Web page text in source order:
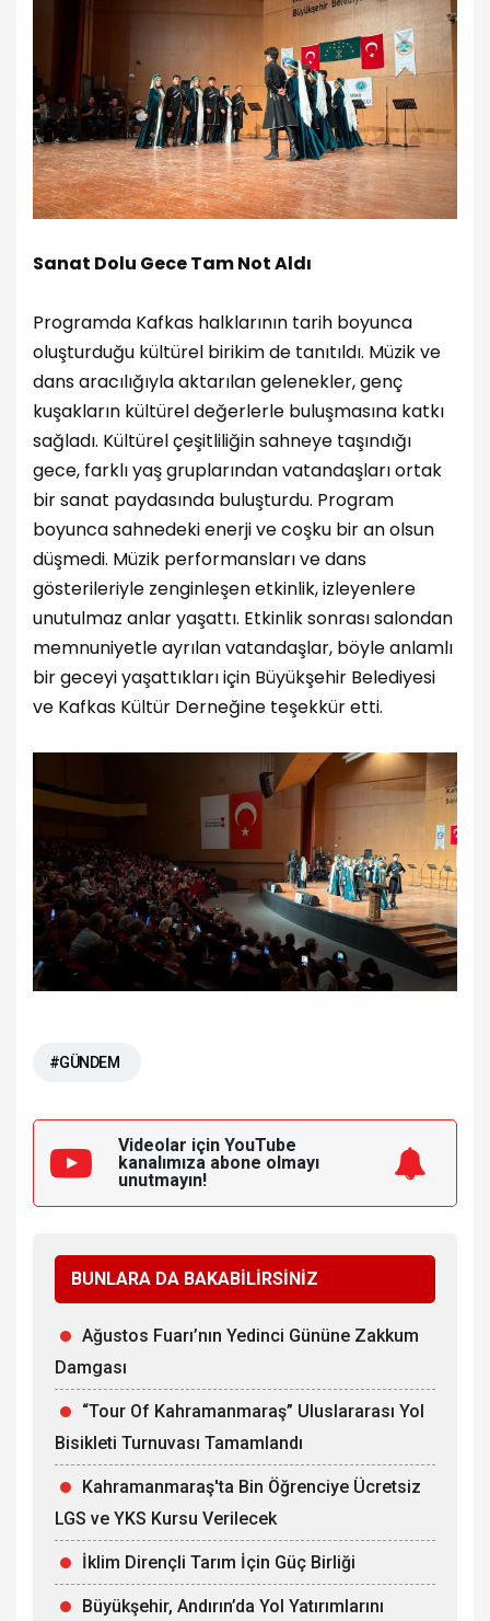
Sanat Dolu Gece Tam Not Aldı
Programda Kafkas halklarının tarih boyunca
oluşturduğu kültürel birikim de tanıtıldı. Müzik ve
dans aracılığıyla aktarılan gelenekler, genç
kuşakların kültürel değerlerle buluşmasına katkı
sağladı. Kültürel çeşitliliğin sahneye taşındığı
gece, farklı yaş gruplarından vatandaşları ortak
bir sanat paydasında buluşturdu. Program
boyunca sahnedeki enerji ve coşku bir an olsun
düşmedi. Müzik performansları ve dans
gösterileriyle zenginleşen etkinlik, izleyenlere
unutulmaz anlar yaşattı. Etkinlik sonrası salondan
memnuniyetle ayrılan vatandaşlar, böyle anlamlı
bir geceyi yaşattıkları için Büyükşehir Belediyesi
ve Kafkas Kültür Derneğine teşekkür etti.
#GÜNDEM
Videolar için YouTube
kanalımıza abone olmayı
unutmayın!
BUNLARA DA BAKABİLİRSİNİZ
Ağustos Fuarı’nın Yedinci Gününe Zakkum
Damgası
“Tour Of Kahramanmaraş” Uluslararası Yol
Bisikleti Turnuvası Tamamlandı
Kahramanmaraş'ta Bin Öğrenciye Ücretsiz
LGS ve YKS Kursu Verilecek
İklim Dirençli Tarım İçin Güç Birliği
Büyükşehir, Andırın’da Yol Yatırımlarını